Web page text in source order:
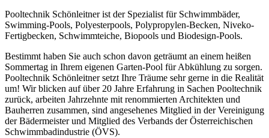
Pooltechnik Schönleitner ist der Spezialist für Schwimmbäder,
Swimming-Pools, Polyesterpools, Polypropylen-Becken, Niveko-
Fertigbecken, Schwimmteiche, Biopools und Biodesign-Pools.
Bestimmt haben Sie auch schon davon geträumt an einem heißen
Sommertag in Ihrem eigenen Garten-Pool für Abkühlung zu sorgen.
Pooltechnik Schönleitner setzt Ihre Träume sehr gerne in die Realität
um! Wir blicken auf über 20 Jahre Erfahrung in Sachen Pooltechnik
zurück, arbeiten Jahrzehnte mit renommierten Architekten und
Bauherren zusammen, sind angesehenes Mitglied in der Vereinigung
der Bädermeister und Mitglied des Verbands der Österreichischen
Schwimmbadindustrie (ÖVS).